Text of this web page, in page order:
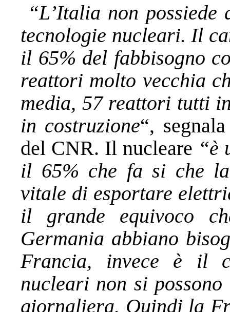
“L’Italia non
tecnologie nucleari. Il
il 65% del fabbisogno
reattori molto vecchia
media, 57 reattori tutti
in costruzione“,
del CNR. Il nucleare “è
il 65% che fa si che
vitale di esportare
il grande equivoco
Germania abbiano
Francia, invece è il
nucleari non si possono
giornaliera. Quindi la